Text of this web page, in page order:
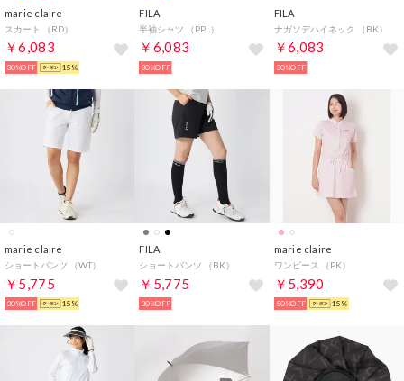
marie claire
スカート （RD）
￥6,083
30%OFF 15%
FILA
半袖シャツ （PPL）
￥6,083
30%OFF
FILA
ナガソデハイネック （BK）
￥6,083
30%OFF
marie claire
ショートパンツ （WT）
￥5,775
30%OFF 15%
FILA
ショートパンツ （BK）
￥5,775
30%OFF
marie claire
ワンピース （PK）
￥5,390
50%OFF 15%